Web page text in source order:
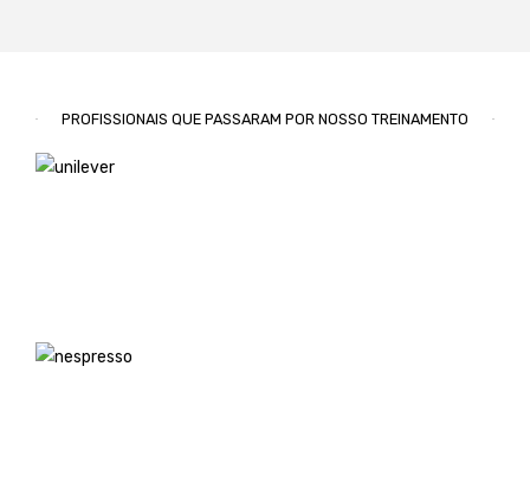
PROFISSIONAIS QUE PASSARAM POR NOSSO TREINAMENTO